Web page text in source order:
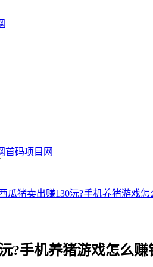
首码项目网
瓜猪卖出赚130沅?手机养猪游戏怎
?手机养猪游戏怎么赚